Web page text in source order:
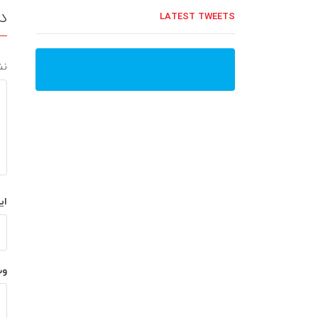
LATEST TWEETS